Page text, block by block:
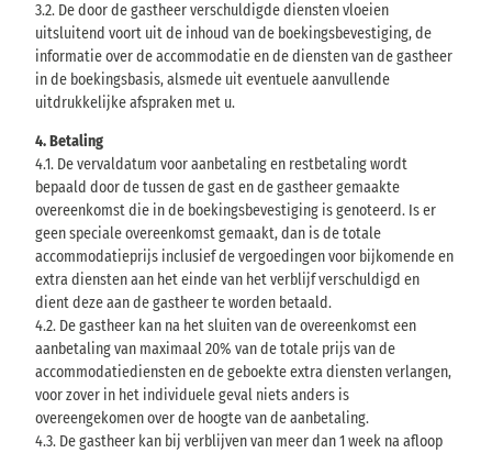
3.2. De door de gastheer verschuldigde diensten vloeien
uitsluitend voort uit de inhoud van de boekingsbevestiging, de
informatie over de accommodatie en de diensten van de gastheer
in de boekingsbasis, alsmede uit eventuele aanvullende
uitdrukkelijke afspraken met u.
4. Betaling
4.1. De vervaldatum voor aanbetaling en restbetaling wordt
bepaald door de tussen de gast en de gastheer gemaakte
overeenkomst die in de boekingsbevestiging is genoteerd. Is er
geen speciale overeenkomst gemaakt, dan is de totale
accommodatieprijs inclusief de vergoedingen voor bijkomende en
extra diensten aan het einde van het verblijf verschuldigd en
dient deze aan de gastheer te worden betaald.
4.2. De gastheer kan na het sluiten van de overeenkomst een
aanbetaling van maximaal 20% van de totale prijs van de
accommodatiediensten en de geboekte extra diensten verlangen,
voor zover in het individuele geval niets anders is
overeengekomen over de hoogte van de aanbetaling.
4.3. De gastheer kan bij verblijven van meer dan 1 week na afloop